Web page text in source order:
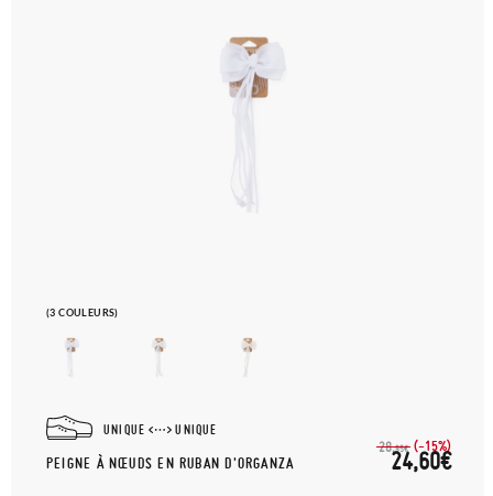
(3 COULEURS)
UNIQUE UNIQUE
PEIGNE À NŒUDS EN RUBAN D'ORGANZA
28,95€ (-15%)
24,60€